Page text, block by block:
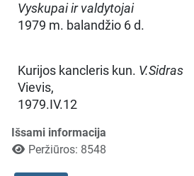
Vyskupai ir valdytojai
1979 m. balandžio 6 d.
Kurijos kancleris kun. V.Sidras
Vievis,
1979.IV.12
Išsami informacija
Peržiūros: 8548